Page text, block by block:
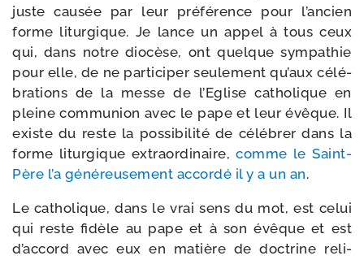
juste cau­sée par leur pré­fé­rence pour l’an­cien
forme litur­gique. Je lance un appel à tous ceux
qui, dans notre dio­cèse, ont quelque sym­pa­thie
pour elle, de ne par­ti­ci­per seule­ment qu’aux célé­
bra­tions de la messe de l’Eglise catho­lique en
pleine com­mu­nion avec le pape et leur évêque. Il
existe du reste la pos­si­bi­li­té de célé­brer dans la
forme litur­gique extra­or­di­naire,comme le Saint-​
Père l’a géné­reu­se­ment accor­dé il y a un an.
Le catho­lique, dans le vrai sens du mot, est celui
qui reste fidèle au pape et à son évêque et est
d’ac­cord avec eux en matière de doc­trine reli­